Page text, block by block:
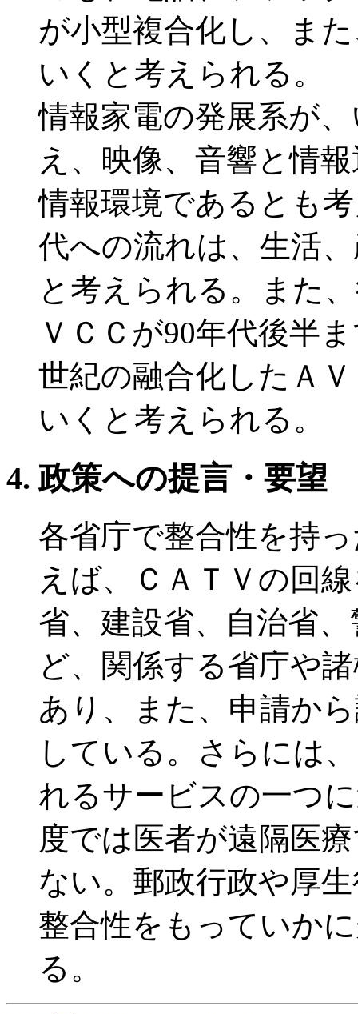
が小型複合化し、ま
いくと考えられる。
情報家電の発展系が
え、映像、音響と情
情報環境であるとも
代への流れは、生活
と考えられる。また
ＶＣＣが90年代後半
世紀の融合化したＡ
いくと考えられる。
政策への提言・要望
各省庁で整合性を持
えば、ＣＡＴＶの回
省、建設省、自治省
ど、関係する省庁や
あり、また、申請か
している。さらには
れるサービスの一つ
度では医者が遠隔医
ない。郵政行政や厚
整合性をもっていか
る。